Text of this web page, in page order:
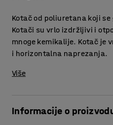
Kotač od poliuretana koji
Kotači su vrlo izdržljivi i
mnoge kemikalije. Kotač je
i horizontalna naprezanja.
Više
Informacije o